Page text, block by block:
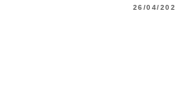
26/04/